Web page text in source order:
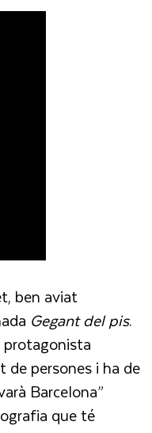
ben aviat
Gegant del pis.
persones i ha de
Barcelona”
que té